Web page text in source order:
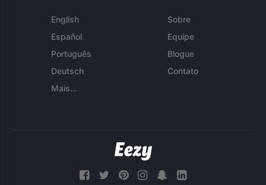
English
Español
Português
Deutsch
Mais...
Sobre
Equipe
Blogue
Contato